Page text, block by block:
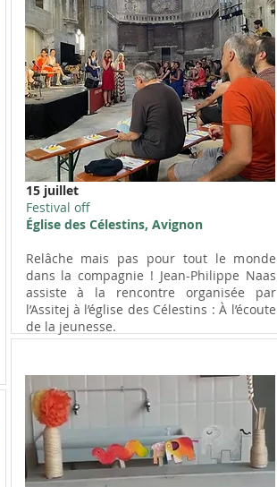
15 juillet
Festival off
Église des Célestins, Avignon
Relâche mais pas pour tout le monde
dans la compagnie ! Jean-Philippe Naas
assiste à la rencontre organisée par
l’Assitej à l’église des Célestins : À l’écoute
de la jeunesse.